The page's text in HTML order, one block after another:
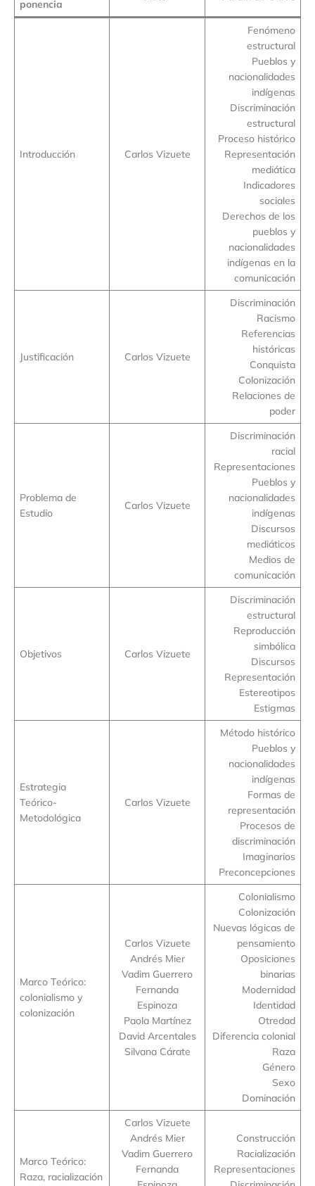
ponencia
Introducción Carlos Vizuete
Fenómeno
estructural
Pueblos y
nacionalidades
indígenas
Discriminación
estructural
Proceso histórico
Representación
mediática
Indicadores
sociales
Derechos de los
pueblos y
nacionalidades
indígenas en la
comunicación
Justificación Carlos Vizuete
Discriminación
Racismo
Referencias
históricas
Conquista
Colonización
Relaciones de
poder
Problema de
Estudio
Carlos Vizuete
Discriminación
racial
Representaciones
Pueblos y
nacionalidades
indígenas
Discursos
mediáticos
Medios de
comunicación
Objetivos Carlos Vizuete
Discriminación
estructural
Reproducción
simbólica
Discursos
Representación
Estereotipos
Estigmas
Estrategia
Teórico-
Metodológica
Carlos Vizuete
Método histórico
Pueblos y
nacionalidades
indígenas
Formas de
representación
Procesos de
discriminación
Imaginarios
Preconcepciones
Marco Teórico:
colonialismo y
colonización
Carlos Vizuete
Andrés Mier
Vadim Guerrero
Fernanda
Espinoza
Paola Martínez
David Arcentales
Silvana Cárate
Colonialismo
Colonización
Nuevas lógicas de
pensamiento
Oposiciones
binarias
Modernidad
Identidad
Otredad
Diferencia colonial
Raza
Género
Sexo
Dominación
Marco Teórico:
Raza, racialización
Carlos Vizuete
Andrés Mier
Vadim Guerrero
Fernanda
Construcción
Racialización
Representaciones